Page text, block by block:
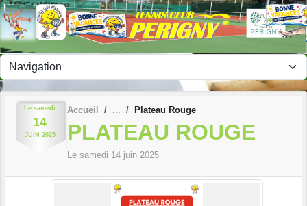
Le samedi
14
JUIN 2025
Accueil Plateau Rouge
PLATEAU ROUGE
Le samedi 14 juin 2025
Panneau de gestion des cookies